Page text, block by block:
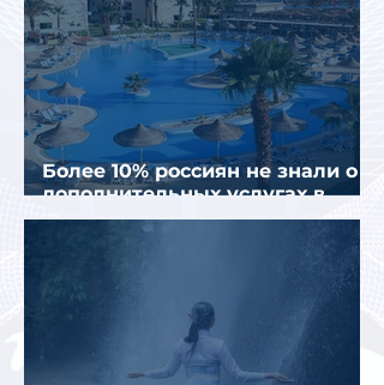
Более 10% россиян не знали о
дополнительных услугах в
отелях